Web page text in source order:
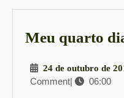
Meu quarto
24 de outubro de
Comment| 06:00